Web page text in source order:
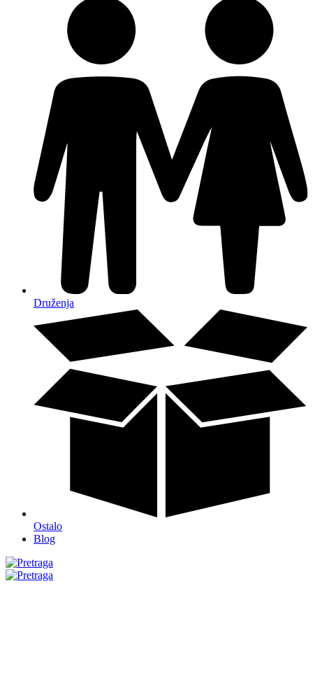
Druženja
Ostalo
Blog